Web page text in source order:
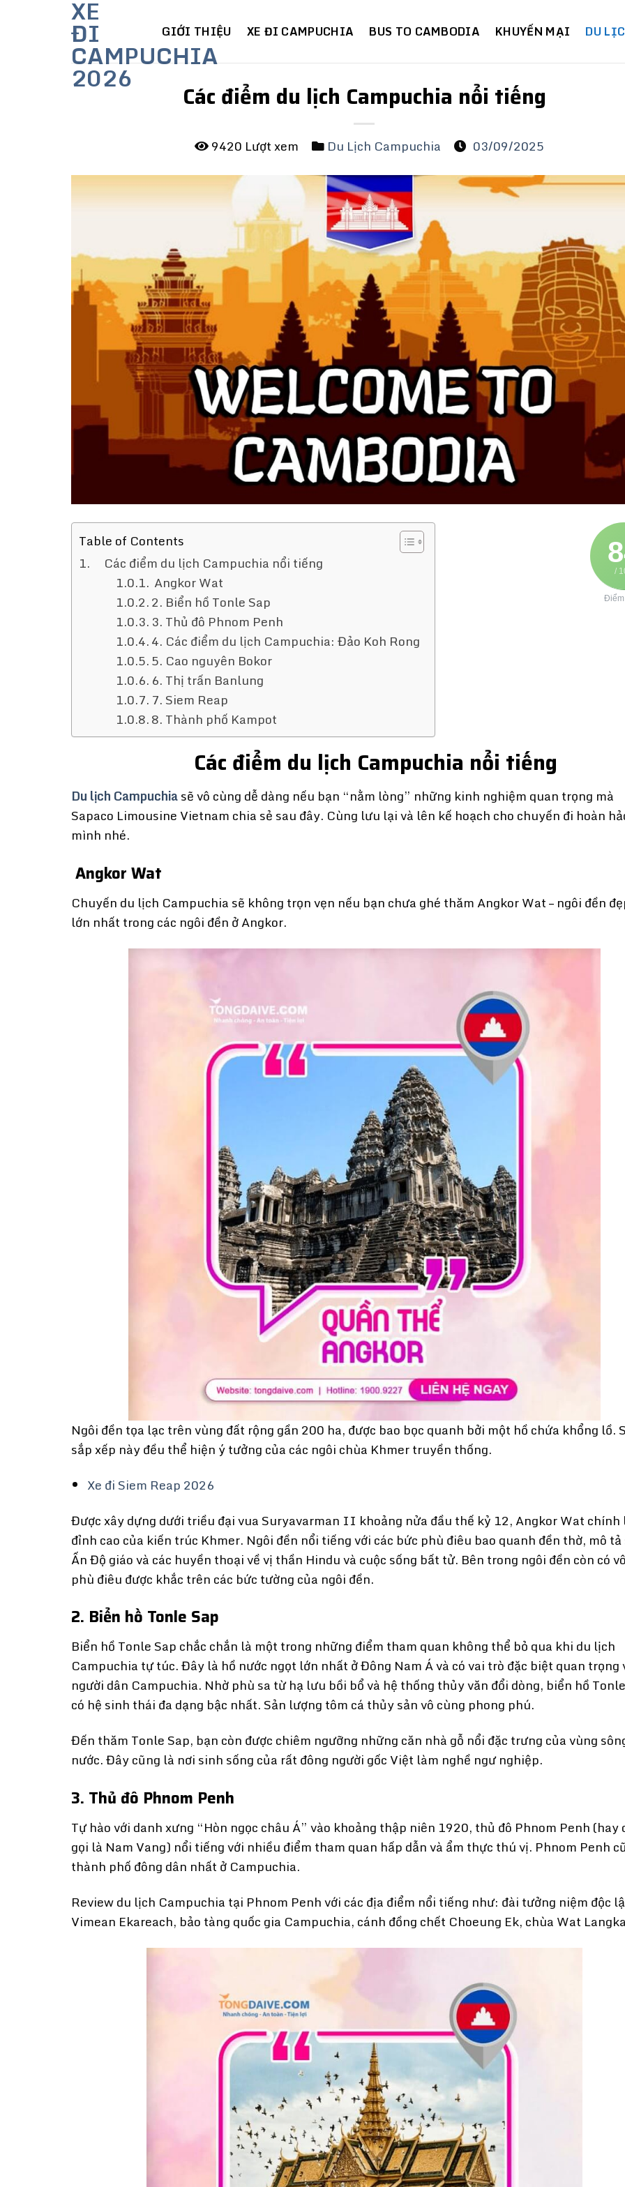
XE
ĐI
CAMPUCHIA
2026
GIỚI THIỆU XE ĐI CAMPUCHIA BUS TO CAMBODIA KHUYẾN MẠI DU
Các điểm du lịch Campuchia nổi tiếng
9420 Lượt xem Du Lịch Campuchia 03/09/2025
/
Điểm
Table of Contents
Các điểm du lịch Campuchia nổi tiếng
Angkor Wat
2. Biển hồ Tonle Sap
3. Thủ đô Phnom Penh
4. Các điểm du lịch Campuchia: Đảo Koh Rong
5. Cao nguyên Bokor
6. Thị trấn Banlung
7. Siem Reap
8. Thành phố Kampot
Các điểm du lịch Campuchia nổi tiếng
Du lịch Campuchiasẽ vô cùng dễ dàng nếu bạn “nằm lòng” những kinh nghiệm quan trọng mà
Sapaco Limousine Vietnam chia sẻ sau đây. Cùng lưu lại và lên kế hoạch cho chuyến đi hoàn
mình nhé.
Angkor Wat
Chuyến du lịch Campuchia sẽ không trọn vẹn nếu bạn chưa ghé thăm Angkor Wat – ngôi đền
lớn nhất trong các ngôi đền ở Angkor.
Ngôi đền tọa lạc trên vùng đất rộng gần 200 ha, được bao bọc quanh bởi một hồ chứa khổng lồ.
sắp xếp này đều thể hiện ý tưởng của các ngôi chùa Khmer truyền thống.
Xe đi Siem Reap 2026
Được xây dựng dưới triều đại vua Suryavarman II khoảng nửa đầu thế kỷ 12, Angkor Wat chính
đỉnh cao của kiến trúc Khmer. Ngôi đền nổi tiếng với các bức phù điêu bao quanh đền thờ, mô
Ấn Độ giáo và các huyền thoại về vị thần Hindu và cuộc sống bất tử. Bên trong ngôi đền còn có
phù điêu được khắc trên các bức tường của ngôi đền.
2. Biển hồ Tonle Sap
Biển hồ Tonle Sap chắc chắn là một trong những điểm tham quan không thể bỏ qua khi du lịch
Campuchia tự túc. Đây là hồ nước ngọt lớn nhất ở Đông Nam Á và có vai trò đặc biệt quan trọng
người dân Campuchia. Nhờ phù sa từ hạ lưu bồi bổ và hệ thống thủy văn đổi dòng, biển hồ
có hệ sinh thái đa dạng bậc nhất. Sản lượng tôm cá thủy sản vô cùng phong phú.
Đến thăm Tonle Sap, bạn còn được chiêm ngưỡng những căn nhà gỗ nổi đặc trưng của vùng
nước. Đây cũng là nơi sinh sống của rất đông người gốc Việt làm nghề ngư nghiệp.
3. Thủ đô Phnom Penh
Tự hào với danh xưng “Hòn ngọc châu Á” vào khoảng thập niên 1920, thủ đô Phnom Penh (hay
gọi là Nam Vang) nổi tiếng với nhiều điểm tham quan hấp dẫn và ẩm thực thú vị. Phnom Penh
thành phố đông dân nhất ở Campuchia.
Review du lịch Campuchia tại Phnom Penh với các địa điểm nổi tiếng như: đài tưởng niệm độc
Vimean Ekareach, bảo tàng quốc gia Campuchia, cánh đồng chết Choeung Ek, chùa Wat